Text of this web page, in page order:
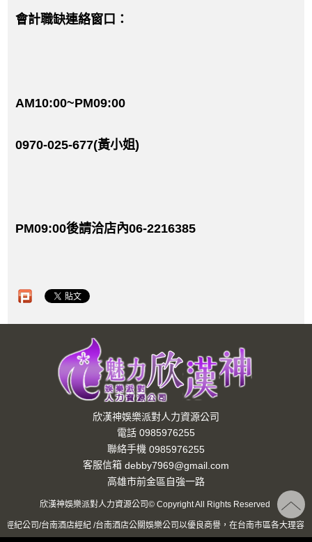
會計職缺連絡窗口：
AM10:00~PM09:00
0970-025-677(黃小姐)
PM09:00後請洽店內06-2216385
欣漢神娛樂派對人力資源公司
電話 0985976255
聯絡手機 0985976255
客服信箱 debby7969@gmail.com
高雄市前金區自強一路
欣漢神娛樂派對人力資源公司© Copyright All Rights Reserved
紀公司/台南酒店經紀 /台南酒店公關娛樂公司以優良商譽，在台南市區各大理容